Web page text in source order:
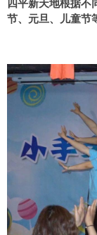
节、元旦、儿童节